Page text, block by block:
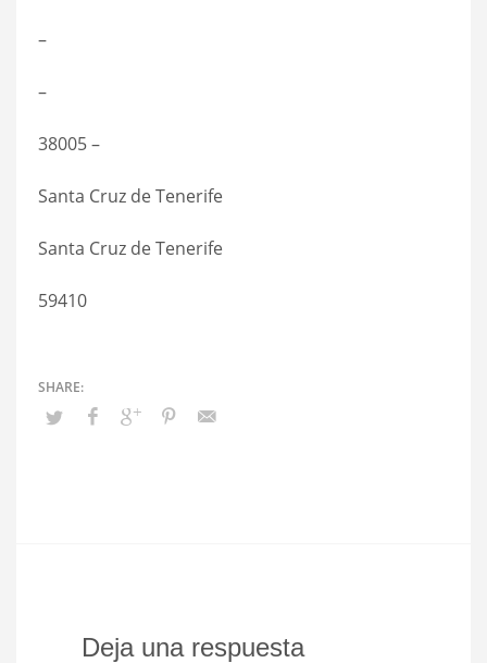
–
–
38005 –
Santa Cruz de Tenerife
Santa Cruz de Tenerife
59410
Deja una respuesta